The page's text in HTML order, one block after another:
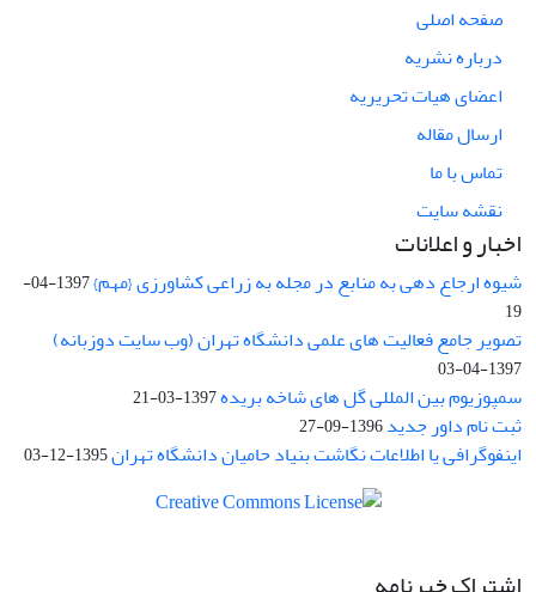
صفحه اصلی
درباره نشریه
اعضای هیات تحریریه
ارسال مقاله
تماس با ما
نقشه سایت
اخبار و اعلانات
شیوه ارجاع دهی به منابع در مجله به زراعی کشاورزی {مهم}
1397-04-
19
تصویر جامع فعالیت های علمی دانشگاه تهران (وب سایت دوزبانه)
1397-04-03
سمپوزیوم بین المللی گل های شاخه بریده1397-03-21
ثبت نام داور جدید1396-09-27
اینفوگرافی یا اطلاعات نگاشت بنیاد حامیان دانشگاه تهران1395-12-03